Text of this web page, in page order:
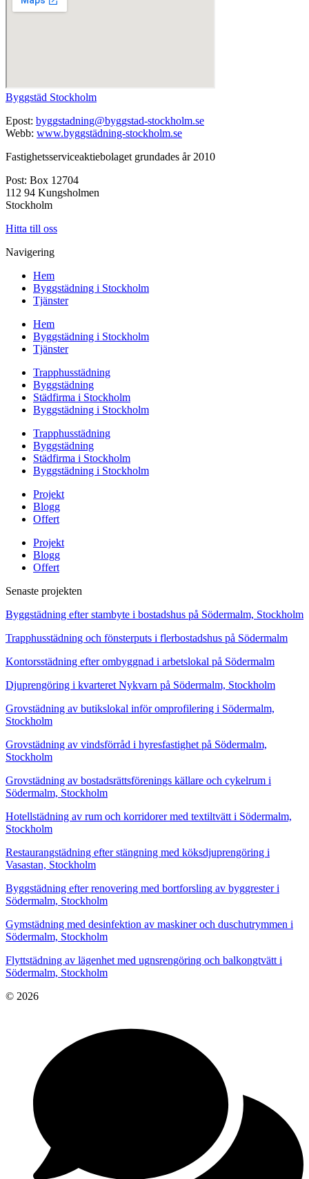
Byggstäd Stockholm
Epost: byggstadning@byggstad-stockholm.se
Webb: www.byggstädning-stockholm.se
Fastighetsserviceaktiebolaget grundades år 2010
Post: Box 12704
112 94 Kungsholmen
Stockholm
Hitta till oss
Navigering
Hem
Byggstädning i Stockholm
Tjänster
Hem
Byggstädning i Stockholm
Tjänster
Trapphusstädning
Byggstädning
Städfirma i Stockholm
Byggstädning i Stockholm
Trapphusstädning
Byggstädning
Städfirma i Stockholm
Byggstädning i Stockholm
Projekt
Blogg
Offert
Projekt
Blogg
Offert
Senaste projekten
Byggstädning efter stambyte i bostadshus på Södermalm, Stockholm
Trapphusstädning och fönsterputs i flerbostadshus på Södermalm
Kontorsstädning efter ombyggnad i arbetslokal på Södermalm
Djuprengöring i kvarteret Nykvarn på Södermalm, Stockholm
Grovstädning av butikslokal inför omprofilering i Södermalm,
Stockholm
Grovstädning av vindsförråd i hyresfastighet på Södermalm,
Stockholm
Grovstädning av bostadsrättsförenings källare och cykelrum i
Södermalm, Stockholm
Hotellstädning av rum och korridorer med textiltvätt i Södermalm,
Stockholm
Restaurangstädning efter stängning med köksdjuprengöring i
Vasastan, Stockholm
Byggstädning efter renovering med bortforsling av byggrester i
Södermalm, Stockholm
Gymstädning med desinfektion av maskiner och duschutrymmen i
Södermalm, Stockholm
Flyttstädning av lägenhet med ugnsrengöring och balkongtvätt i
Södermalm, Stockholm
© 2026